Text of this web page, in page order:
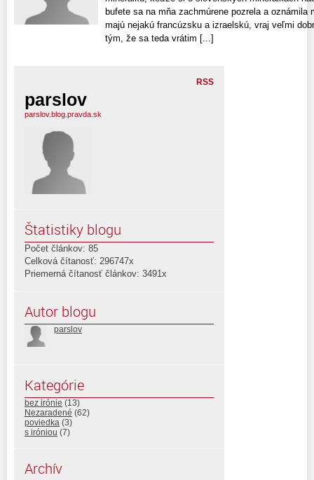
bufete sa na mňa zachmúrene pozrela a oznámila
majú nejakú francúzsku a izraelskú, vraj veľmi
tým, že sa teda vrátim [...]
RSS
parslov
parslov.blog.pravda.sk
Štatistiky blogu
Počet článkov: 85
Celková čítanosť: 296747x
Priemerná čítanosť článkov: 3491x
Autor blogu
parslov
Kategórie
bez irónie (13)
Nezaradené (62)
poviedka (3)
s iróniou (7)
Archív